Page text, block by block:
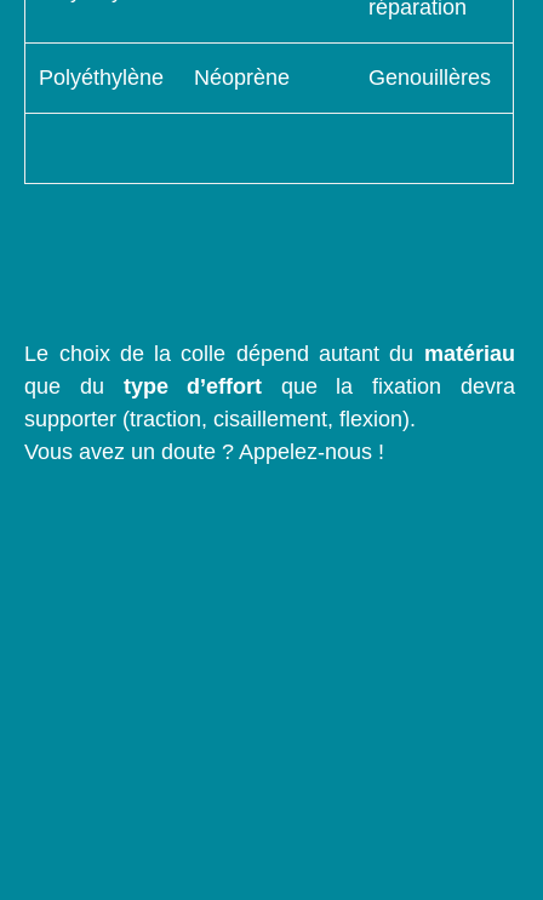
réparation
Polyéthylène Néoprène Genouillères
Le choix de la colle dépend autant du matériau
que du type d’effort que la fixation devra
supporter (traction, cisaillement, flexion).
Vous avez un doute ? Appelez-nous !